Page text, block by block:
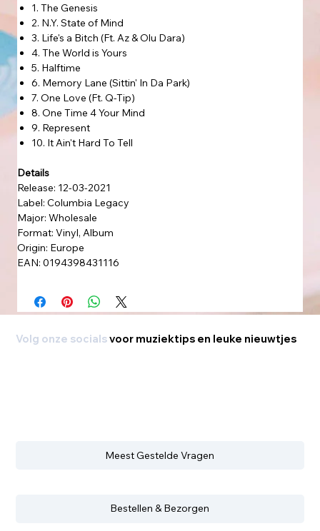
1. The Genesis
2. N.Y. State of Mind
3. Life's a Bitch (Ft. Az & Olu Dara)
4. The World is Yours
5. Halftime
6. Memory Lane (Sittin' In Da Park)
7. One Love (Ft. Q-Tip)
8. One Time 4 Your Mind
9. Represent
10. It Ain't Hard To Tell
Details
Release: 12-03-2021
Label: Columbia Legacy
Major: Wholesale
Format: Vinyl, Album
Origin: Europe
EAN: 0194398431116
Volg onze socialsvoor muziektips en leuke nieuwtjes
Meest Gestelde Vragen
Bestellen & Bezorgen